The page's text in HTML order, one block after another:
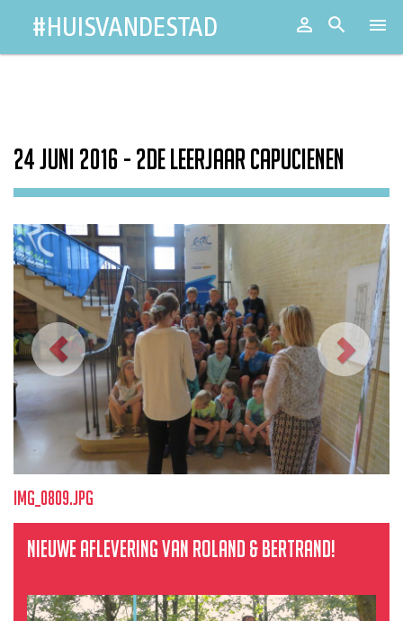
#HUISVANDESTAD Toggle

 
24 juni 2016 - 2de leerjaar Capucienen
img_0809.jpg
Nieuwe aflevering van Roland & Bertrand!